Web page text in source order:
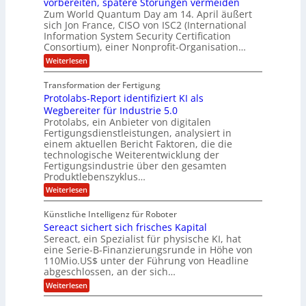
S
-
D
o
l
l
a
r
E
A
u
n
d
L
a
t
e
i
n
a
m
e
r
i
k
a
u
s
t
o
m
e
r
O
ff
c
e
K
o
m
p
e
t
e
n
z
n
t
r
u
m
f
ü
r
3
D
-
D
r
u
c
k
a
g
s
d
ä
m
p
e
f
ü
r
d
e
n
M
a
s
c
h
n
e
n
-
u
n
d
A
n
Zum World Quantum Day am 14. April äußert
sich Jon France, CISO von ISC2 (International
Information System Security Certification
Consortium), einer Nonprofit-Organisation…
Weiterlesen:
P
s
t
q
u
a
n
t
e
n
k
r
y
p
t
o
g
r
a
f
i
e
:
f
Transformation der Fertigung
Protolabs-Report identifiziert KI als
Wegbereiter für Industrie 5.0
Protolabs, ein Anbieter von digitalen
Fertigungsdienstleistungen, analysiert in
einem aktuellen Bericht Faktoren, die die
technologische Weiterentwicklung der
Fertigungsindustrie über den gesamten
Produktlebenszyklus…
Weiterlesen:
P
o
t
o
l
a
b
s
-
R
Künstliche Intelligenz für Roboter
Sereact sichert sich frisches Kapital
Sereact, ein Spezialist für physische KI, hat
eine Serie-B-Finanzierungsrunde in Höhe von
110Mio.US$ unter der Führung von Headline
abgeschlossen, an der sich…
Weiterlesen:
S